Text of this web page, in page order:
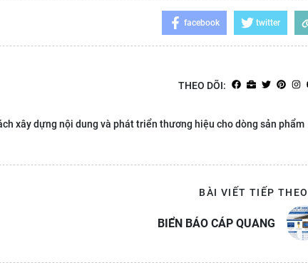
facebook twitter
THEO DÕI:
xây dựng nội dung và phát triển thương hiệu cho dòng sản phẩm
BÀI VIẾT TIẾP THEO
BIỂN BÁO CÁP QUANG